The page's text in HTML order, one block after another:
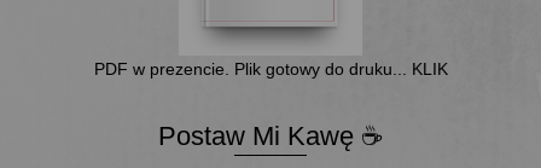
PDF w prezencie. Plik gotowy do druku... KLIK
Postaw Mi Kawę ☕